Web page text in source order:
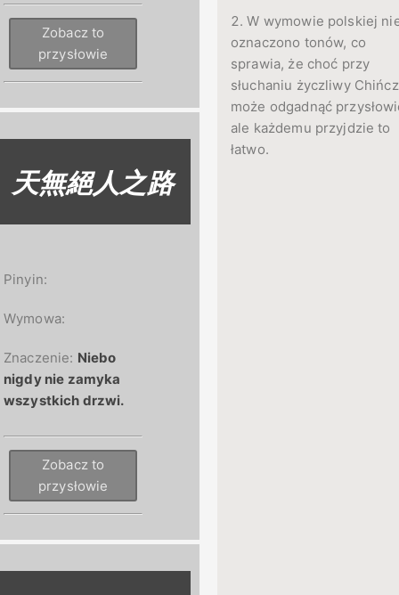
Zobacz to
przysłowie
天無絕人之路
Pinyin:
Wymowa:
Znaczenie: Niebo
nigdy nie zamyka
wszystkich drzwi.
Zobacz to
przysłowie
W wymowie polskiej
oznaczono tonów, co
sprawia, że choć przy
słuchaniu życzliwy
może odgadnąć
ale każdemu przyjdzie to
łatwo.